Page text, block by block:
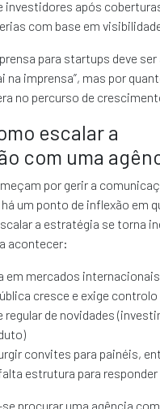
investidores após
com base em
para startups deve ser
na imprensa”, mas por
no percurso de
escalar a
com uma
por gerir a
um ponto de inflexão em
a estratégia se torna
acontecer:
em mercados internacionais
cresce e exige
regular de novidades
convites para painéis,
estrutura para responder
procurar uma agência